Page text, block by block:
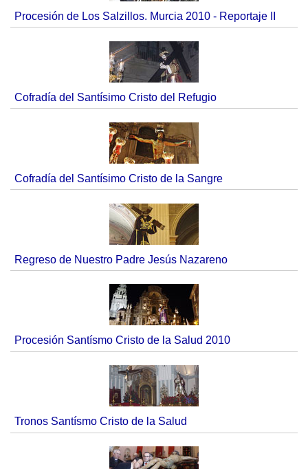
Procesión de Los Salzillos. Murcia 2010 - Reportaje II
Cofradía del Santísimo Cristo del Refugio
Cofradía del Santísimo Cristo de la Sangre
Regreso de Nuestro Padre Jesús Nazareno
Procesión Santísmo Cristo de la Salud 2010
Tronos Santísmo Cristo de la Salud